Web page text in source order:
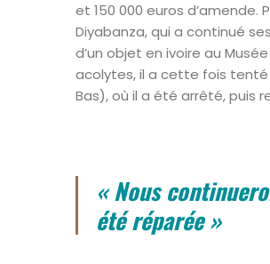
et 150 000 euros
Diyabanza, qui a continué
d’un objet en ivoire au
acolytes, il a cette fois tenté
Bas), où il a été arrêté, puis
« Nous
été réparée »